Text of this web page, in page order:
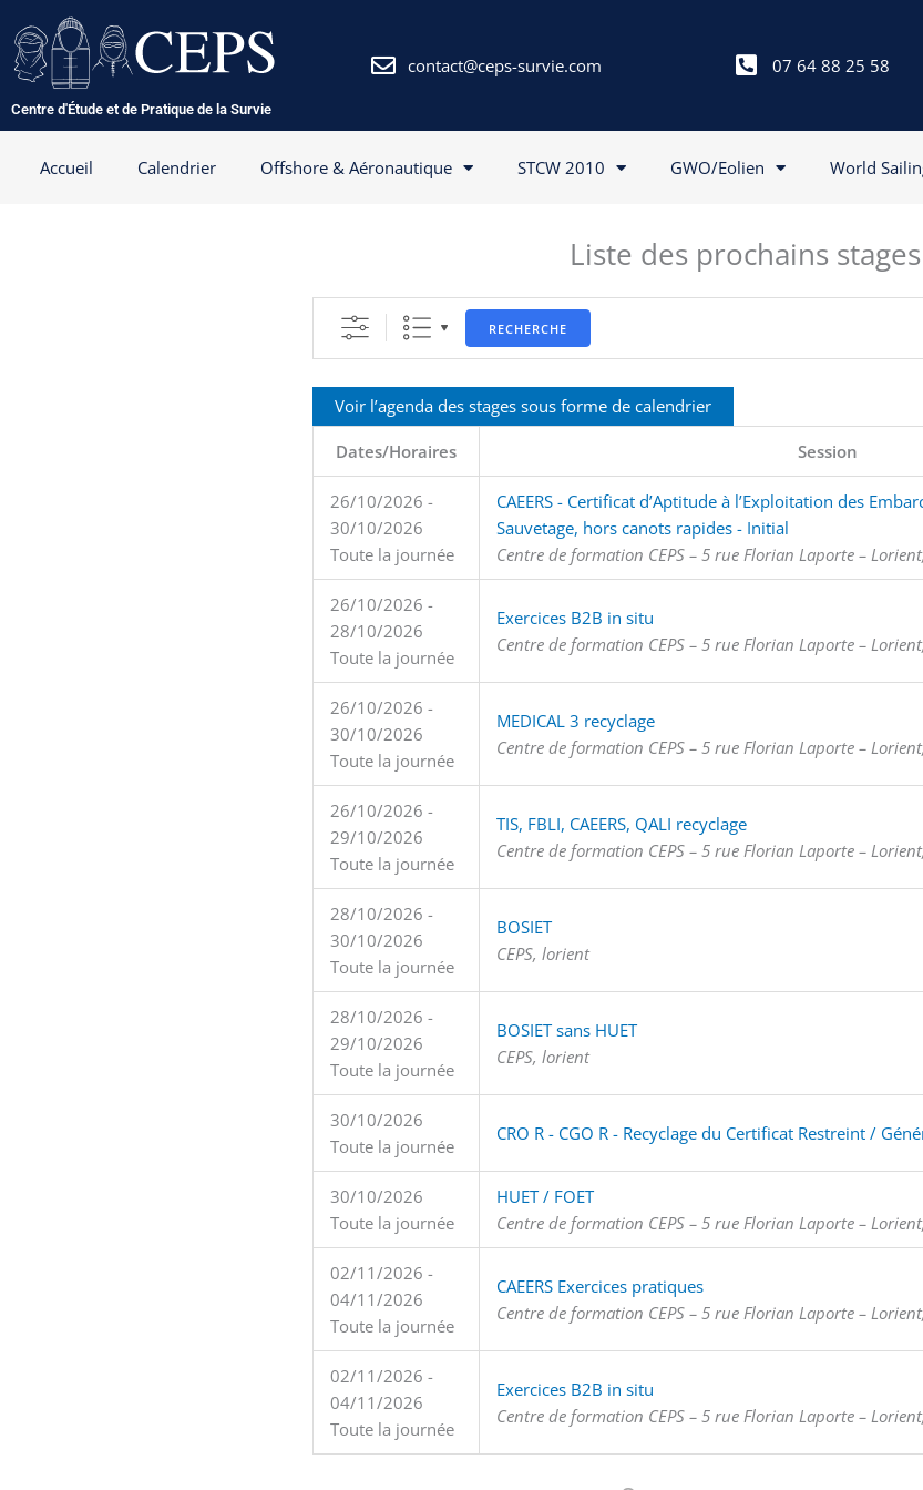
au
contenu
Centre d'Étude et de Pratique de la Survie
contact@ceps-survie.com 07 64 88 25 58
Accueil Calendrier Offshore & Aéronautique STCW 2010 GWO/Eolien World
Liste des prochains stages
RECHERCHE
Voir l’agenda des stages sous forme de calendrier
Dates/Horaires Session
26/10/2026 -
30/10/2026
Toute la journée
CAEERS - Certificat d’Aptitude à l’Exploitation des
Sauvetage, hors canots rapides - Initial
Centre de formation CEPS – 5 rue Florian Laporte –
26/10/2026 -
28/10/2026
Toute la journée
Exercices B2B in situ
Centre de formation CEPS – 5 rue Florian Laporte –
26/10/2026 -
30/10/2026
Toute la journée
MEDICAL 3 recyclage
Centre de formation CEPS – 5 rue Florian Laporte –
26/10/2026 -
29/10/2026
Toute la journée
TIS, FBLI, CAEERS, QALI recyclage
Centre de formation CEPS – 5 rue Florian Laporte –
28/10/2026 -
30/10/2026
Toute la journée
BOSIET
CEPS, lorient
28/10/2026 -
29/10/2026
Toute la journée
BOSIET sans HUET
CEPS, lorient
30/10/2026
Toute la journée
CRO R - CGO R - Recyclage du Certificat Restreint /
30/10/2026
Toute la journée
HUET / FOET
Centre de formation CEPS – 5 rue Florian Laporte –
02/11/2026 -
04/11/2026
Toute la journée
CAEERS Exercices pratiques
Centre de formation CEPS – 5 rue Florian Laporte –
02/11/2026 -
04/11/2026
Toute la journée
Exercices B2B in situ
Centre de formation CEPS – 5 rue Florian Laporte –